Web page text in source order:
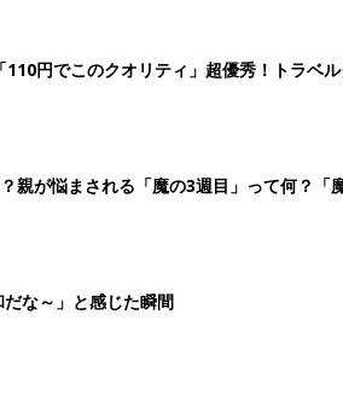
円でこのクオリティ」超優秀！トラベ
親が悩まされる「魔の3週目」って何？「
な～」と感じた瞬間